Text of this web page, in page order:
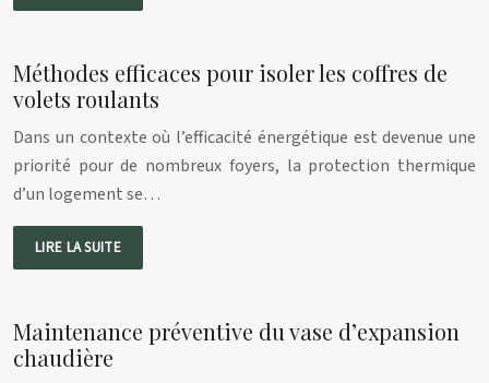
Méthodes efficaces pour isoler les coffres de
volets roulants
Dans un contexte où l’efficacité énergétique est devenue une
priorité pour de nombreux foyers, la protection thermique
d’un logement se…
LIRE LA SUITE
Maintenance préventive du vase d’expansion
chaudière